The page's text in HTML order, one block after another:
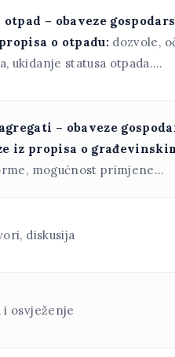
– obaveze
o otpadu: dozvole,
ukidanje statusa otpada….
– obaveze
iz propisa o
mogućnost primjene…
diskusija
i osvježenje